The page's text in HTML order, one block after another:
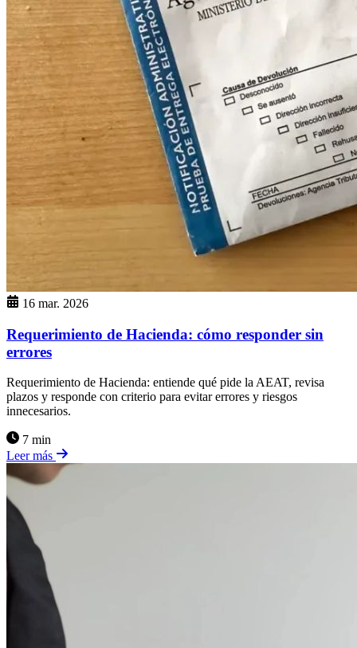
16 mar. 2026
Requerimiento de Hacienda: cómo responder sin
errores
Requerimiento de Hacienda: entiende qué pide la AEAT, revisa
plazos y responde con criterio para evitar errores y riesgos
innecesarios.
7 min
Leer más